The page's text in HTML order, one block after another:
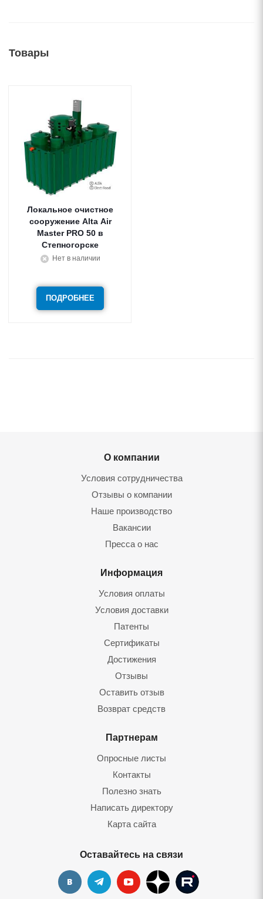
Товары
Локальное очистное
сооружение Alta Air
Master PRO 50
Степногорске
Нет в наличии
ПОДРОБНЕЕ
О компании
Условия сотрудничества
Отзывы о компании
Наше производство
Вакансии
Пресса о нас
Информация
Условия оплаты
Условия доставки
Патенты
Сертификаты
Достижения
Отзывы
Оставить отзы
Возврат средст
Партнерам
Опросные листы
Контакты
Полезно знать
Написать директору
Карта сайта
Оставайтесь на связи